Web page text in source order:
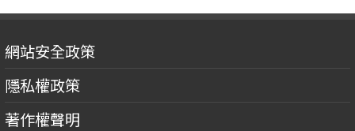
網站安全政策
隱私權政策
著作權聲明